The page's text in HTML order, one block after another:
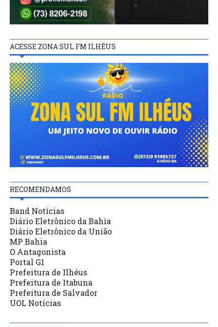
ACESSE ZONA SUL FM ILHÉUS
RECOMENDAMOS
Band Notícias
Diário Eletrônico da Bahia
Diário Eletrônico da União
MP Bahia
O Antagonista
Portal G1
Prefeitura de Ilhéus
Prefeitura de Itabuna
Prefeitura de Salvador
UOL Notícias